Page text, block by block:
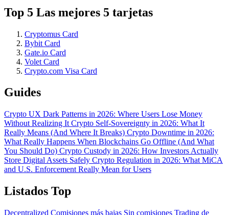
Top 5 Las mejores 5 tarjetas
Cryptomus Card
Bybit Card
Gate.io Card
Volet Card
Crypto.com Visa Card
Guides
Crypto UX Dark Patterns in 2026: Where Users Lose Money
Without Realizing It Crypto Self-Sovereignty in 2026: What It
Really Means (And Where It Breaks) Crypto Downtime in 2026:
What Really Happens When Blockchains Go Offline (And What
You Should Do) Crypto Custody in 2026: How Investors Actually
Store Digital Assets Safely Crypto Regulation in 2026: What MiCA
and U.S. Enforcement Really Mean for Users
Listados Top
Decentralized Comisiones más bajas Sin comisiones Trading de